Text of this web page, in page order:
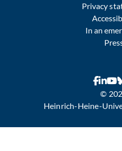
Privacy
In an
©
Heinrich-Heine-